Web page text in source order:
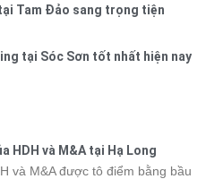
Tam Đảo sang trọng tiện
tại Sóc Sơn tốt nhất hiện nay
HDH và M&A tại Hạ Long
và M&A được tô điểm bằng bầu